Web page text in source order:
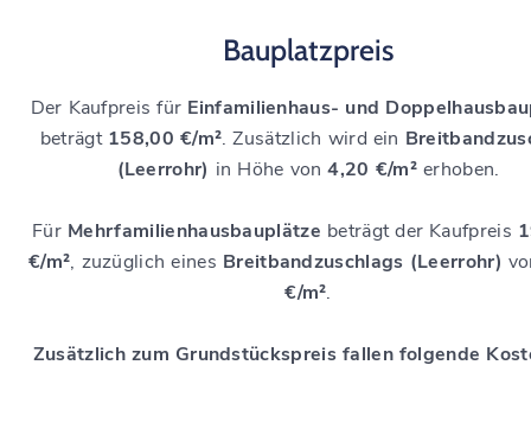
Bauplatzpreis
Der Kaufpreis für Einfamilienhaus- und
beträgt 158,00 €/m². Zusätzlich wird ein
(Leerrohr) in Höhe von4,20 €/m²erhoben.
Für Mehrfamilienhausbauplätze beträgt der Kaufpreis
€/m², zuzüglich eines Breitbandzuschlags (Leerrohr)
€/m².
Zusätzlich zum Grundstückspreis fallen folgende